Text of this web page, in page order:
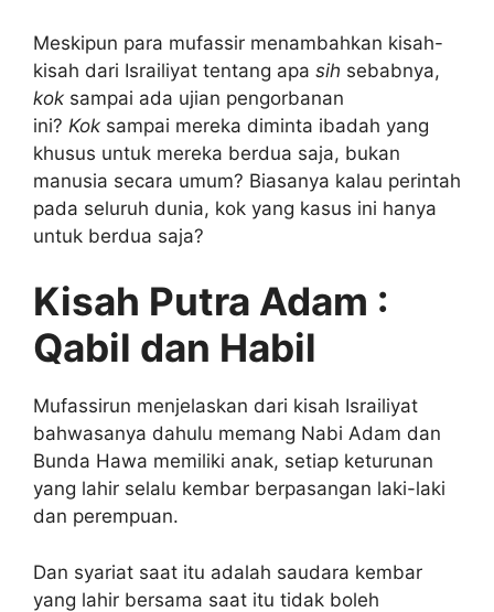
Meskipun para mufassir menambahkan kisah-
kisah dari Israiliyat tentang apa sih sebabnya,
kok sampai ada ujian pengorbanan
ini? Kok sampai mereka diminta ibadah yang
khusus untuk mereka berdua saja, bukan
manusia secara umum? Biasanya kalau perintah
pada seluruh dunia, kok yang kasus ini hanya
untuk berdua saja?
Kisah Putra Adam :
Qabil dan Habil
Mufassirun menjelaskan dari kisah Israiliyat
bahwasanya dahulu memang Nabi Adam dan
Bunda Hawa memiliki anak, setiap keturunan
yang lahir selalu kembar berpasangan laki-laki
dan perempuan.
Dan syariat saat itu adalah saudara kembar
yang lahir bersama saat itu tidak boleh